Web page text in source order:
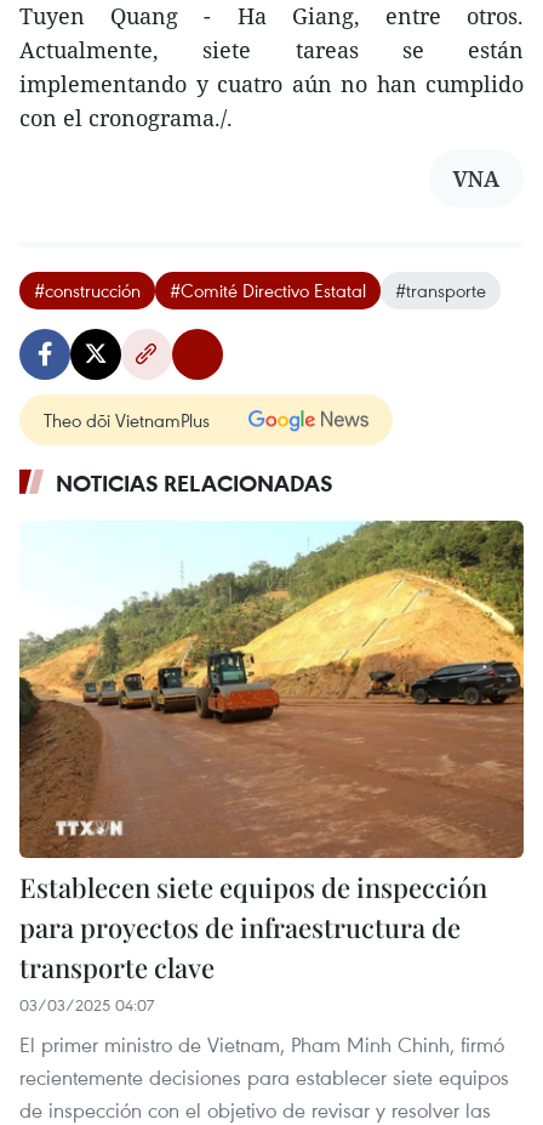
Tuyen Quang - Ha Giang, entre otros.
Actualmente, siete tareas se están
implementando y cuatro aún no han cumplido
con el cronograma./.
VNA
#construcción #Comité Directivo Estatal #transporte
Theo dõi VietnamPlus
NOTICIAS RELACIONADAS
Establecen siete equipos de inspección
para proyectos de infraestructura de
transporte clave
03/03/2025 04:07
El primer ministro de Vietnam, Pham Minh Chinh, firmó
recientemente decisiones para establecer siete equipos
de inspección con el objetivo de revisar y resolver las